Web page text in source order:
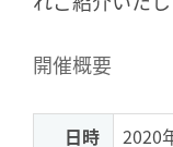
開催概要
日時 2020